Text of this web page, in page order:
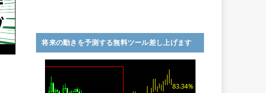
将来の動きを予測する無料ツール差し上げます